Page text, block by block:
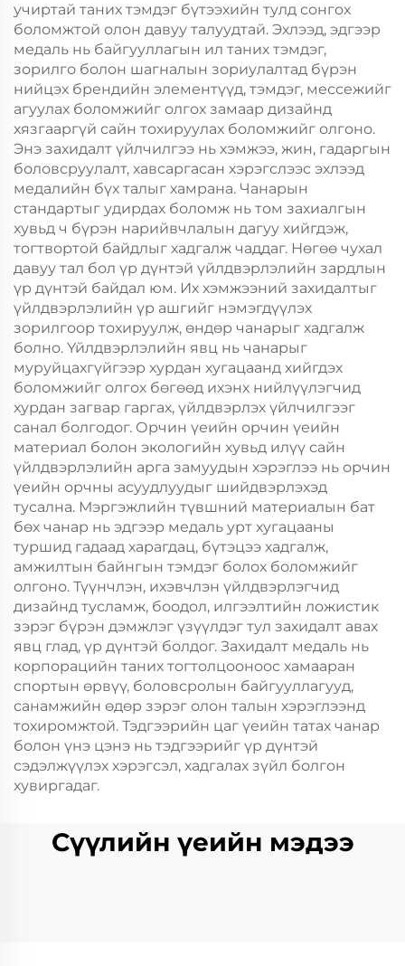
учиртай таних тэмдэг бүтээхийн тулд сонгох
боломжтой олон давуу талуудтай. Эхлээд, эдгээр
медаль нь байгууллагын ил таних тэмдэг,
зорилго болон шагналын зориулалтад бүрэн
нийцэх брендийн элементүүд, тэмдэг, мессежийг
агуулах боломжийг олгох замаар дизайнд
хязгааргүй сайн тохируулах боломжийг олгоно.
Энэ захидалт үйлчилгээ нь хэмжээ, жин, гадаргын
боловсруулалт, хавсаргасан хэрэгслээс эхлээд
медалийн бүх талыг хамрана. Чанарын
стандартыг удирдах боломж нь том захиалгын
хувьд ч бүрэн нарийвчлалын дагуу хийгдэж,
тогтвортой байдлыг хадгалж чаддаг. Нөгөө чухал
давуу тал бол үр дүнтэй үйлдвэрлэлийн зардлын
үр дүнтэй байдал юм. Их хэмжээний захидалтыг
үйлдвэрлэлийн үр ашгийг нэмэгдүүлэх
зорилгоор тохируулж, өндөр чанарыг хадгалж
болно. Үйлдвэрлэлийн явц нь чанарыг
муруйцахгүйгээр хурдан хугацаанд хийгдэх
боломжийг олгох бөгөөд ихэнх нийлүүлэгчид
хурдан загвар гаргах, үйлдвэрлэх үйлчилгээг
санал болгодог. Орчин үеийн орчин үеийн
материал болон экологийн хувьд илүү сайн
үйлдвэрлэлийн арга замуудын хэрэглээ нь орчин
үеийн орчны асуудлуудыг шийдвэрлэхэд
тусална. Мэргэжлийн түвшний материалын бат
бөх чанар нь эдгээр медаль урт хугацааны
туршид гадаад харагдац, бүтэцээ хадгалж,
амжилтын байнгын тэмдэг болох боломжийг
олгоно. Түүнчлэн, ихэвчлэн үйлдвэрлэгчид
дизайнд тусламж, боодол, илгээлтийн ложистик
зэрэг бүрэн дэмжлэг үзүүлдэг тул захидалт авах
явц глад, үр дүнтэй болдог. Захидалт медаль нь
корпорацийн таних тогтолцооноос хамааран
спортын өрвүү, боловсролын байгууллагууд,
санамжийн өдөр зэрэг олон талын хэрэглээнд
тохиромжтой. Тэдгээрийн цаг үеийн татах чанар
болон үнэ цэнэ нь тэдгээрийг үр дүнтэй
сэдэлжүүлэх хэрэгсэл, хадгалах зүйл болгон
хувиргадаг.
Сүүлийн үеийн мэдээ